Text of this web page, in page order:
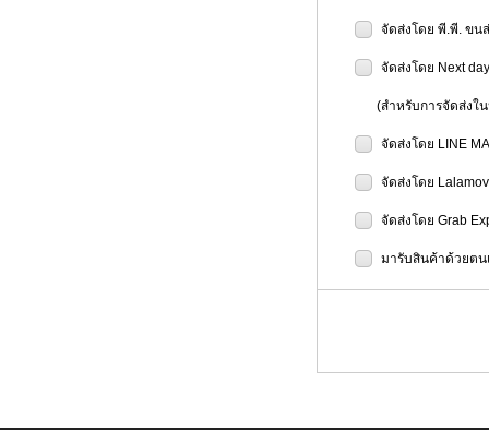
จัดส่งโดย พี.พี. ขน
จัดส่งโดย Next
(สำหรับการจัดส่งใน
จัดส่งโดย LINE
จัดส่งโดย
จัดส่งโดย Grab
มารับสินค้าด้วยตน